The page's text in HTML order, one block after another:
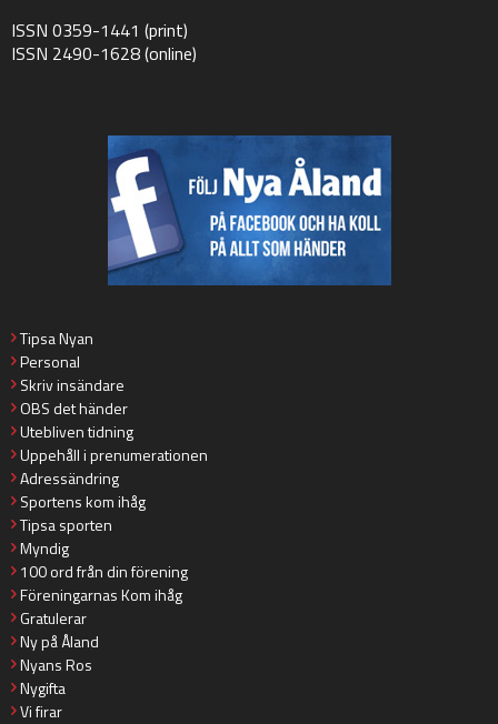
ISSN 0359-1441 (print)
ISSN 2490-1628 (online)
Tipsa Nyan
Personal
Skriv insändare
OBS det händer
Utebliven tidning
Uppehåll i prenumerationen
Adressändring
Sportens kom ihåg
Tipsa sporten
Myndig
100 ord från din förening
Föreningarnas Kom ihåg
Gratulerar
Ny på Åland
Nyans Ros
Nygifta
Vi firar